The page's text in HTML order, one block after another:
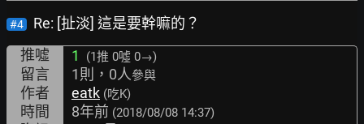
#4
Re: [扯淡] 這是要幹嘛的？
推噓
1 (1推 0噓 0→)
留言 1則，0人參與
作者 eatk (吃K)
時間 8年前 (2018/08/08 14:37)